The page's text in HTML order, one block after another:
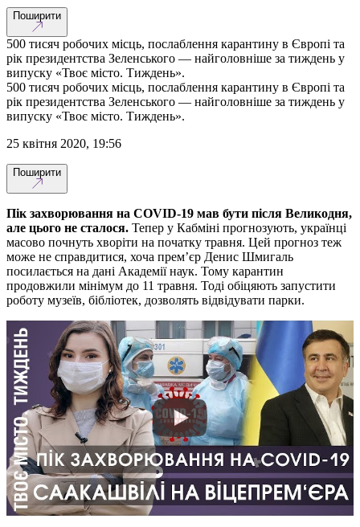
Поширити
500 тисяч робочих місць, послаблення карантину в Європі та
рік президентства Зеленського — найголовніше за тиждень у
випуску «Твоє місто. Тиждень».
500 тисяч робочих місць, послаблення карантину в Європі та
рік президентства Зеленського — найголовніше за тиждень у
випуску «Твоє місто. Тиждень».
25 квітня 2020, 19:56
Поширити
Пік захворювання на COVID-19 мав бути після Великодня,
але цього не сталося. Тепер у Кабміні прогнозують, українці
масово почнуть хворіти на початку травня. Цей прогноз теж
може не справдитися, хоча прем’єр Денис Шмигаль
посилається на дані Академії наук. Тому карантин
продовжили мінімум до 11 травня. Тоді обіцяють запустити
роботу музеїв, бібліотек, дозволять відвідувати парки.